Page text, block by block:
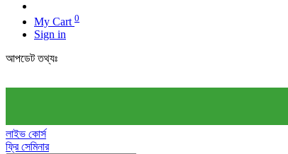
My Cart 0
Sign in
আপডেট তথ্যঃ
লাইভ কোর্স
ফ্রি সেমিনার